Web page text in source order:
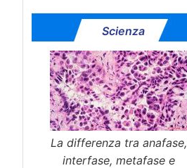
Scienza
La differenza tra anafase,
interfase, metafase e